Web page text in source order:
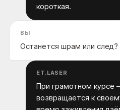
короткая.
ВЫ
Останется шрам или след?
ET.LASER
При грамотном курсе
возвращается к